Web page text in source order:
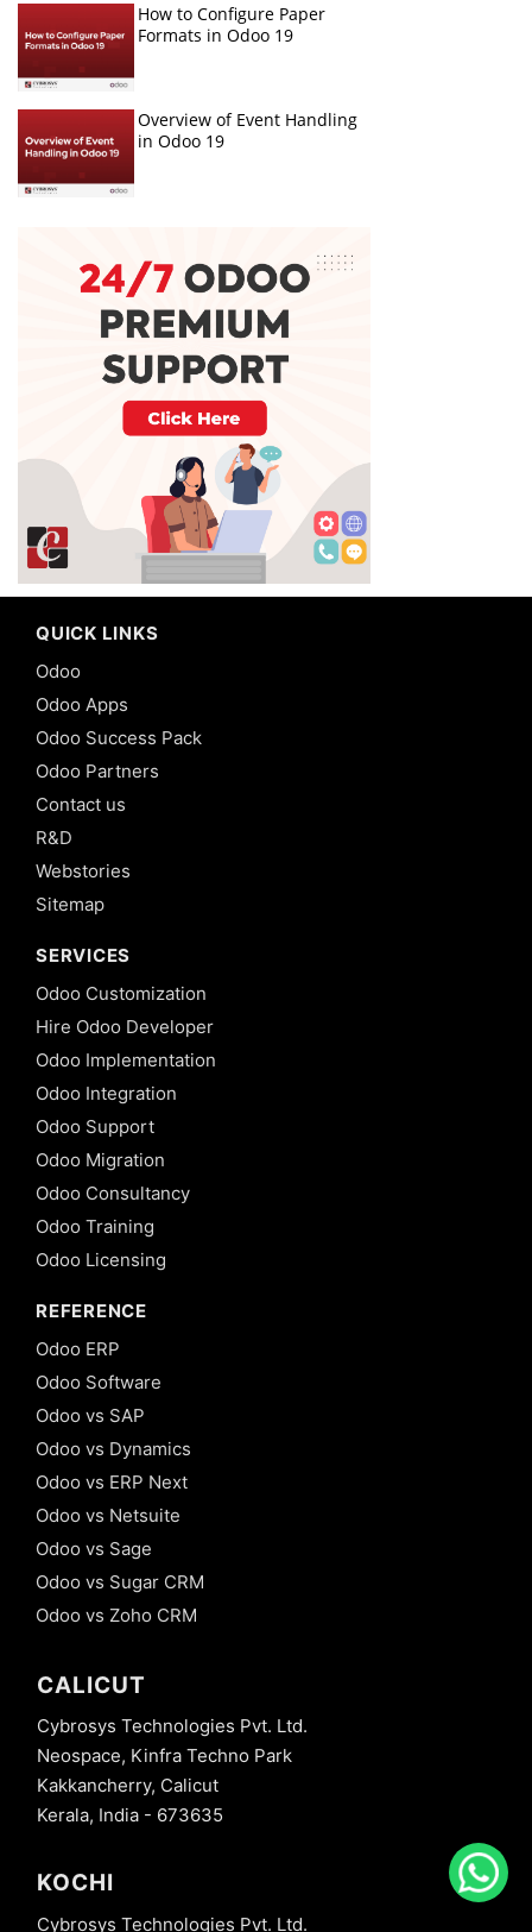
How to Configure Paper
Formats in Odoo 19
Overview of Event Handling
in Odoo 19
QUICK LINKS
Odoo
Odoo Apps
Odoo Success Pack
Odoo Partners
Contact us
R&D
Webstories
Sitemap
SERVICES
Odoo Customization
Hire Odoo Developer
Odoo Implementation
Odoo Integration
Odoo Support
Odoo Migration
Odoo Consultancy
Odoo Training
Odoo Licensing
REFERENCE
Odoo ERP
Odoo Software
Odoo vs SAP
Odoo vs Dynamics
Odoo vs ERP Next
Odoo vs Netsuite
Odoo vs Sage
Odoo vs Sugar CRM
Odoo vs Zoho CRM
CALICUT
Cybrosys Technologies Pvt. Ltd.
Neospace, Kinfra Techno Park
Kakkancherry, Calicut
Kerala, India - 673635
KOCHI
Cybrosys Technologies Pvt. Ltd.